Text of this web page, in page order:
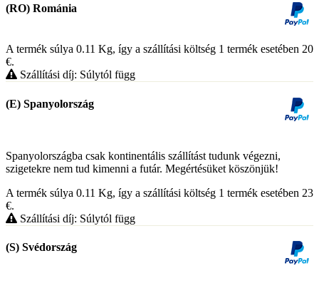
(RO) Románia
A termék súlya 0.11 Kg, így a szállítási költség 1 termék esetében 20
€.
Szállítási díj: Súlytól függ
(E) Spanyolország
Spanyolországba csak kontinentális szállítást tudunk végezni,
szigetekre nem tud kimenni a futár. Megértésüket köszönjük!
A termék súlya 0.11 Kg, így a szállítási költség 1 termék esetében 23
€.
Szállítási díj: Súlytól függ
(S) Svédország